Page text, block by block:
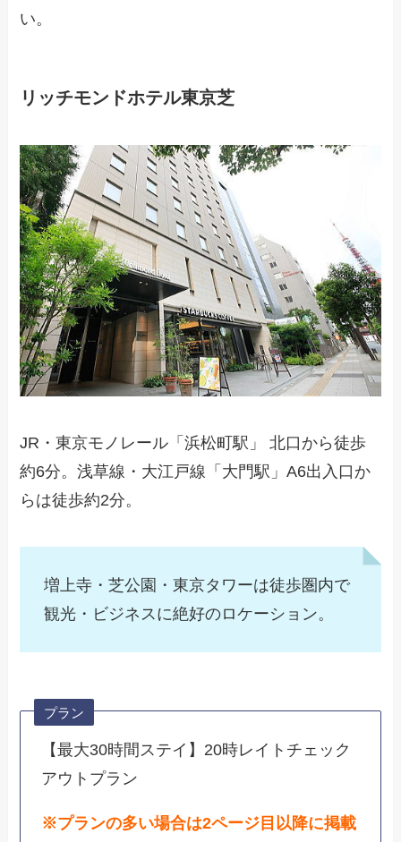
い。
リッチモンドホテル東京芝
JR・東京モノレール「浜松町駅」 北口から徒歩
約6分。浅草線・大江戸線「大門駅」A6出入口か
らは徒歩約2分。
増上寺・芝公園・東京タワーは徒歩圏内で
観光・ビジネスに絶好のロケーション。
プラン
【最大30時間ステイ】20時レイトチェック
アウトプラン
※プランの多い場合は2ページ目以降に掲載